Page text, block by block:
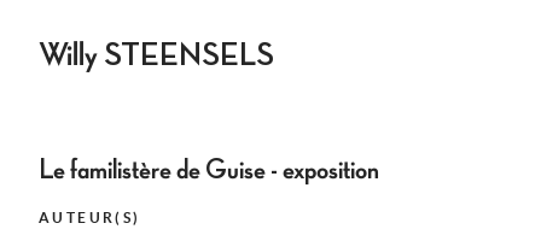
Willy STEENSELS
Le familistère de Guise - exposition
AUTEUR(S)